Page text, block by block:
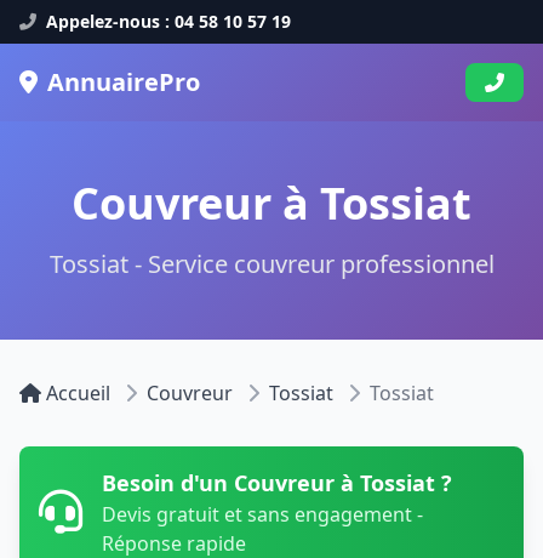
Appelez-nous : 04 58 10 57 19
AnnuairePro
Couvreur à Tossiat
Tossiat - Service couvreur professionnel
Accueil Couvreur Tossiat Tossiat
Besoin d'un Couvreur à Tossiat ?
Devis gratuit et sans engagement -
Réponse rapide